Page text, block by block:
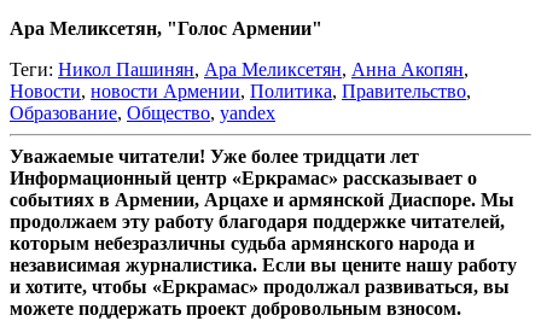
Ара Меликсетян, "Голос Армении"
Теги: Никол Пашинян, Ара Меликсетян, Анна Акопян,
Новости, новости Армении, Политика, Правительство,
Образование, Общество, yandex
Уважаемые читатели! Уже более тридцати лет
Информационный центр «Еркрамас» рассказывает о
событиях в Армении, Арцахе и армянской Диаспоре. Мы
продолжаем эту работу благодаря поддержке читателей,
которым небезразличны судьба армянского народа и
независимая журналистика. Если вы цените нашу работу
и хотите, чтобы «Еркрамас» продолжал развиваться, вы
можете поддержать проект добровольным взносом.